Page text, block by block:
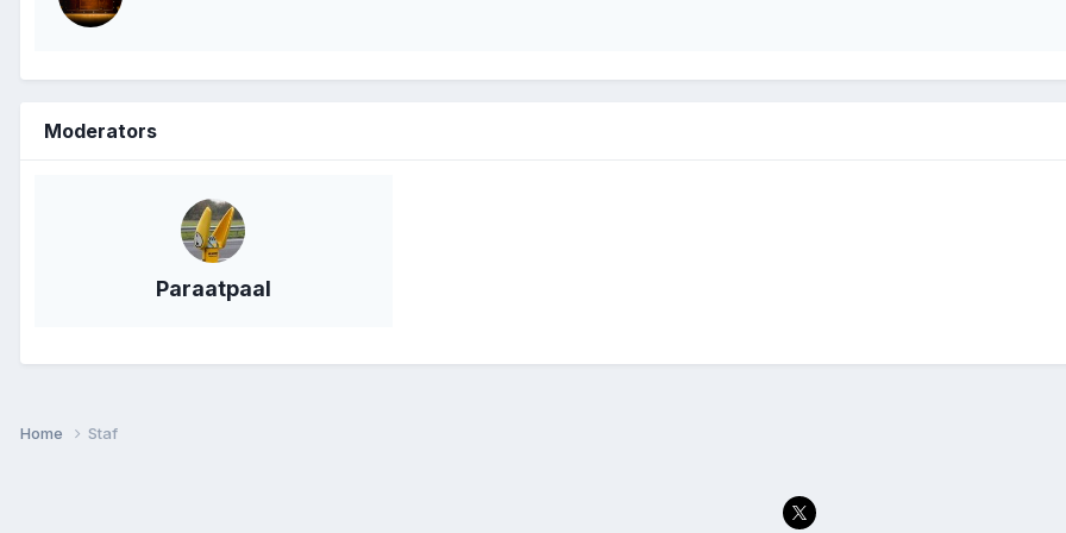
Moderators
Paraatpaal
Home Staf